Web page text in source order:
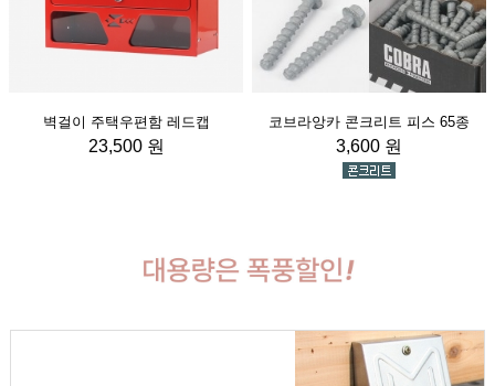
벽걸이 주택우편함 레드캡
23,500 원
코브라앙카 콘크리트 피스 65종
3,600 원